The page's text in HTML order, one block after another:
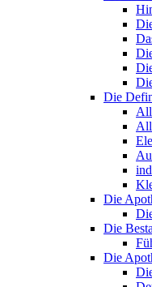
Die
Die
Die
Die